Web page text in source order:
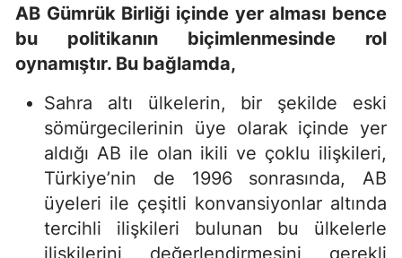
AB Gümrük Birliği içinde yer alması bence
bu politikanın biçimlenmesinde rol
oynamıştır. Bu bağlamda,
Sahra altı ülkelerin, bir şekilde eski
sömürgecilerinin üye olarak içinde yer
aldığı AB ile olan ikili ve çoklu ilişkileri,
Türkiye’nin de 1996 sonrasında, AB
üyeleri ile çeşitli konvansiyonlar altında
tercihli ilişkileri bulunan bu ülkelerle
ilişkilerini değerlendirmesini gerekli